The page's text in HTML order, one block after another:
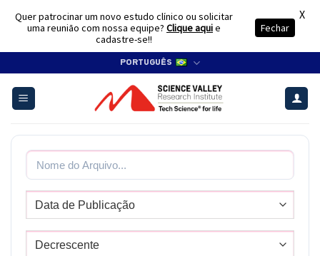
content
PORTUGUÊS
Quer patrocinar um novo estudo clínico ou solicitar
uma reunião com nossa equipe? Clique aquie
cadastre-se!!
Fechar
X